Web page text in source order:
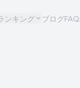
ンキング ブログFAQ